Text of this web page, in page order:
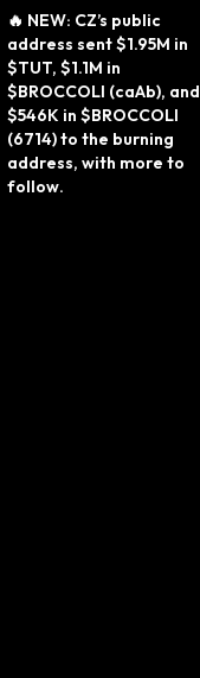
🔥 NEW: CZ’s public
address sent $1.95M in
$TUT, $1.1M in
$BROCCOLI (caAb), and
$546K in $BROCCOLI
(6714) to the burning
address, with more to
follow.